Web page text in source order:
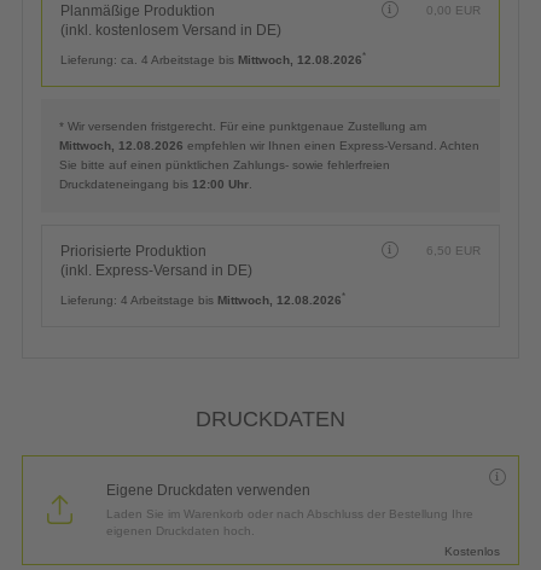
Planmäßige Produktion
(inkl. kostenlosem Versand in DE)
0,00 EUR
Lieferung: ca. 4 Arbeitstage bis Mittwoch, 12.08.2026*
* Wir versenden fristgerecht. Für eine punktgenaue Zustellung am
Mittwoch, 12.08.2026 empfehlen wir Ihnen einen Express-Versand. Achten
Sie bitte auf einen pünktlichen Zahlungs- sowie fehlerfreien
Druckdateneingang bis 12:00 Uhr
Priorisierte Produktion
(inkl. Express-Versand in DE)
6,50 EUR
Lieferung: 4 Arbeitstage bis Mittwoch, 12.08.2026*
DRUCKDATEN
Eigene Druckdaten verwenden
Laden Sie im Warenkorb oder nach Abschluss der Bestellung Ihre
eigenen Druckdaten hoch.
Kostenlos